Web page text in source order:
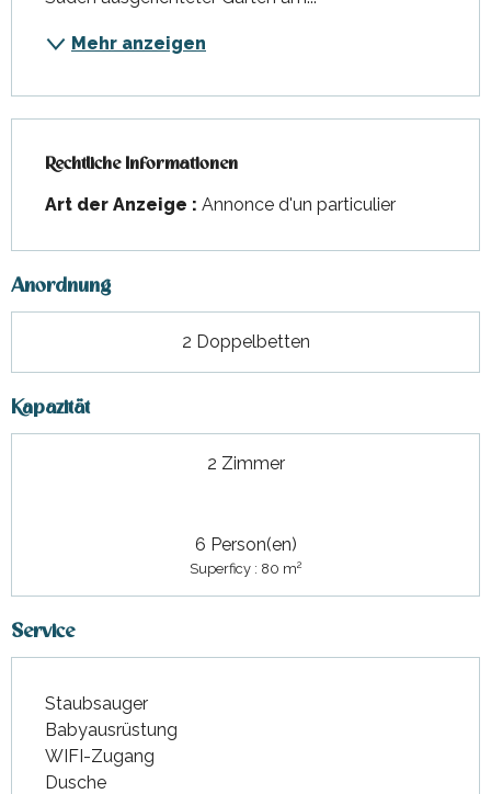
Mehr anzeigen
Rechtliche Informationen
Rechtliche Informationen
Art der Anzeige : Annonce d'un particulier
Anordnung
2 Doppelbetten
Kapazität
2 Zimmer
6 Person(en)
Superficy : 80 m2
Service
Staubsauger
Babyausrüstung
WIFI-Zugang
Dusche